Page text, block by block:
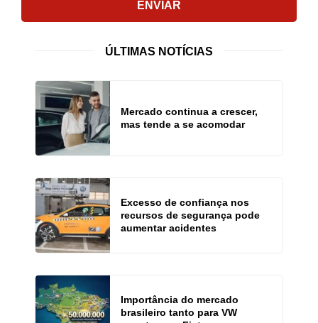
ENVIAR
ÚLTIMAS NOTÍCIAS
Mercado continua a crescer,
mas tende a se acomodar
Excesso de confiança nos
recursos de segurança pode
aumentar acidentes
Importância do mercado
brasileiro tanto para VW